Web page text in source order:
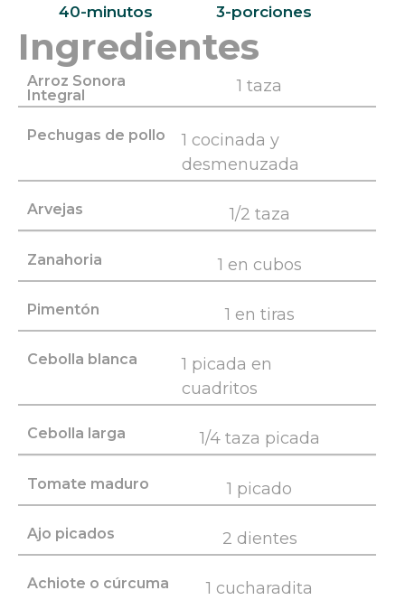
40-minutos 3-porciones
Ingredientes
Arroz Sonora
Integral
1 taza
Pechugas de pollo
1 cocinada y
desmenuzada
Arvejas 1/2 taza
Zanahoria 1 en cubos
Pimentón 1 en tiras
Cebolla blanca
1 picada en
cuadritos
Cebolla larga 1/4 taza picada
Tomate maduro 1 picado
Ajo picados 2 dientes
Achiote o cúrcuma 1 cucharadita